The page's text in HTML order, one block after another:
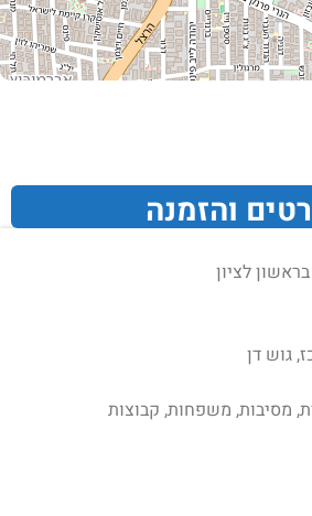
והזמנה
בראשון לציון
גוש דן
מסיבות, משפחות, קבוצות